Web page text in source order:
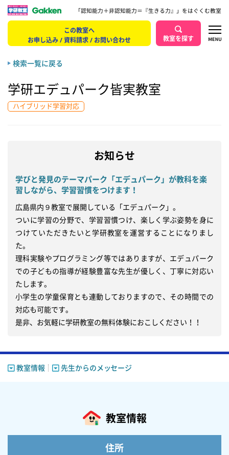
「認知能力＋非認知能力＝『生きる力』」をはぐくむ教室
この教室へ
お申し込み / 資料請求 / お問い合わせ
教室を探す
検索一覧に戻る
学研エデュパーク皆実教室
ハイブリッド学習対応
お知らせ
学びと発見のテーマパーク「エデュパーク」が教科を楽
習しながら、学習習慣をつけます！
広島県内９教室で展開している「エデュパーク」。
ついに学習の分野で、学習習慣つけ、楽しく学ぶ姿勢を身に
つけていただきたいと学研教室を運営することになりまし
た。
理科実験やプログラミング等ではありますが、エデュパーク
での子どもの指導が経験豊富な先生が優しく、丁寧に対応い
たします。
小学生の学童保育とも連動しておりますので、その時間での
対応も可能です。
是非、お気軽に学研教室の無料体験におこしください！！
教室情報 先生からのメッセージ
教室情報
住所